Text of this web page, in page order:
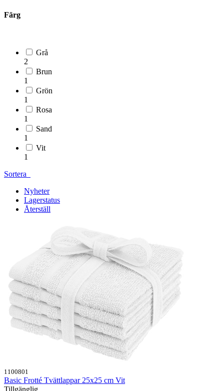
Färg
Grå
2
Brun
1
Grön
1
Rosa
1
Sand
1
Vit
1
Sortera
Nyheter
Lagerstatus
Återställ
1100801
Basic Frotté Tvättlappar 25x25 cm Vit